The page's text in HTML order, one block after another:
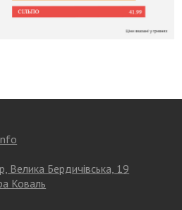
Бердичівська, 19
Коваль